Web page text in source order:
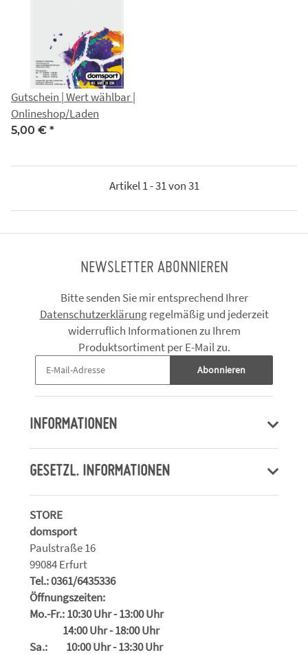
Gutschein | Wert wählbar |
Onlineshop/Laden
5,00 € *
Artikel 1 - 31 von 31
NEWSLETTER ABONNIEREN
Bitte senden Sie mir entsprechend Ihrer
Datenschutzerklärungregelmäßig und jederzeit
widerruflich Informationen zu Ihrem
Produktsortiment per E-Mail zu.
Abonnieren
INFORMATIONEN
GESETZL. INFORMATIONEN
STORE
domsport
Paulstraße 16
99084 Erfurt
Tel.: 0361/6435336
Öffnungszeiten:
Mo.-Fr.: 10:30 Uhr - 13:00 Uhr
14:00 Uhr - 18:00 Uhr
Sa.: 10:00 Uhr - 13:30 Uhr